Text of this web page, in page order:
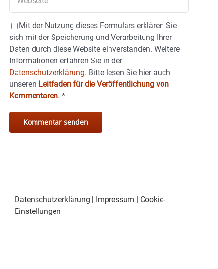
Mit der Nutzung dieses Formulars erklären Sie
sich mit der Speicherung und Verarbeitung Ihrer
Daten durch diese Website einverstanden. Weitere
Informationen erfahren Sie in der
Datenschutzerklärung. Bitte lesen Sie hier auch
unseren Leitfaden für die Veröffentlichung von
Kommentaren. *
Datenschutzerklärung Impressum
Cookie-
Einstellungen